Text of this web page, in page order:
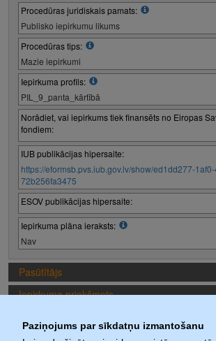
Paziņojums par sīkdatņu izmantošanu
Procedūras juridiskais pamats:
Publisko iepirkumu likums
Procedūras tips:
Mazie iepirkumi
Iepirkuma profils:
PIL_9_panta_kārtībā
Norādiet, vai iepirkums tiek finansēts no Eiropas
fondiem:
IUB publikācijas hipersaite:
https://eformsb.pvs.iub.gov.lv/show/ed1dd277-
72b256fa3475
ESOV publikācijas hipersaite:
Iepirkuma plāna ieraksts:
Nav
Pasūtītājs
Iepirkuma priekšmets